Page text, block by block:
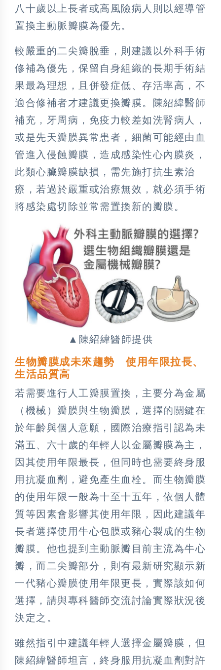
八十歲以上長者或高風險病人則以經導管
置換主動脈瓣膜為優先。
較嚴重的二尖瓣脫垂，則建議以外科手術
修補為優先，保留自身組織的長期手術結
果最為理想，且併發症低、存活率高，不
適合修補者才建議更換瓣膜。陳紹緯醫師
補充，牙周病，免疫力較差如洗腎病人，
或是先天瓣膜異常患者，細菌可能經由血
管進入侵蝕瓣膜，造成感染性心內膜炎，
此類心臟瓣膜缺損，需先施打抗生素治
療，若過於嚴重或治療無效，就必須手術
將感染處切除並常需置換新的瓣膜。
▲陳紹緯醫師提供
生物瓣膜成未來趨勢 使用年限拉長、
生活品質高
若需要進行人工瓣膜置換，主要分為金屬
（機械）瓣膜與生物瓣膜，選擇的關鍵在
於年齡與個人意願，國際治療指引認為未
滿五、六十歲的年輕人以金屬瓣膜為主，
因其使用年限最長，但同時也需要終身服
用抗凝血劑，避免產生血栓。而生物瓣膜
的使用年限一般為十至十五年，依個人體
質等因素會影響其使用年限，因此建議年
長者選擇使用牛心包膜或豬心製成的生物
瓣膜。他也提到主動脈瓣目前主流為牛心
瓣，而二尖瓣部分，則有最新研究顯示新
一代豬心瓣膜使用年限更長，實際該如何
選擇，請與專科醫師交流討論實際狀況後
決定之。
雖然指引中建議年輕人選擇金屬瓣膜，但
陳紹緯醫師坦言，終身服用抗凝血劑對許